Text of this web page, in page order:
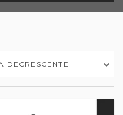
DECRESCENTE